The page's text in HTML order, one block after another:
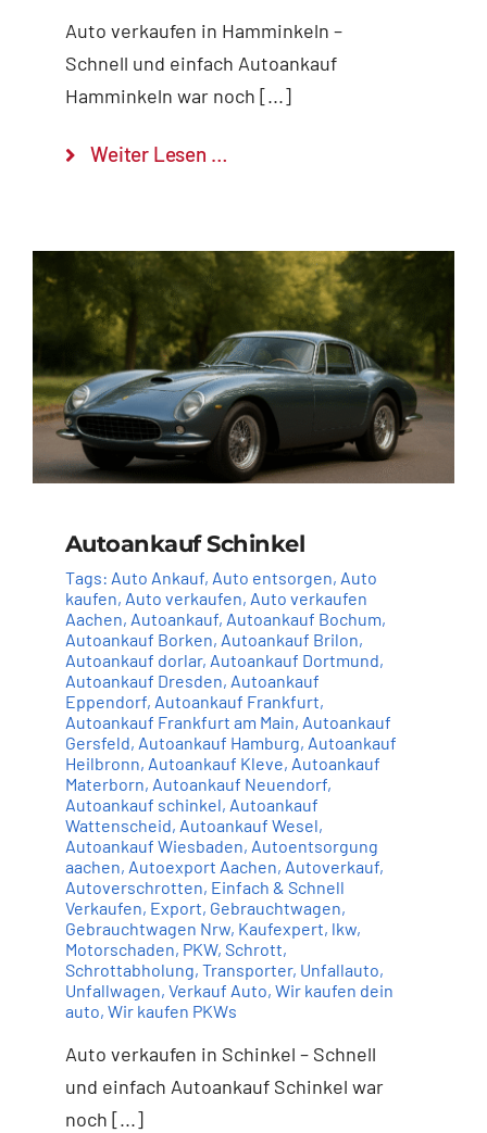
Auto verkaufen in Hamminkeln –
Schnell und einfach Autoankauf
Hamminkeln war noch [...]
Weiter Lesen …
Autoankauf Schinkel
Tags: Auto Ankauf, Auto entsorgen, Auto
kaufen, Auto verkaufen, Auto verkaufen
Aachen, Autoankauf, Autoankauf Bochum,
Autoankauf Borken, Autoankauf Brilon,
Autoankauf dorlar, Autoankauf Dortmund,
Autoankauf Dresden, Autoankauf
Eppendorf, Autoankauf Frankfurt,
Autoankauf Frankfurt am Main, Autoankauf
Gersfeld, Autoankauf Hamburg, Autoankauf
Heilbronn, Autoankauf Kleve, Autoankauf
Materborn, Autoankauf Neuendorf,
Autoankauf schinkel, Autoankauf
Wattenscheid, Autoankauf Wesel,
Autoankauf Wiesbaden, Autoentsorgung
aachen, Autoexport Aachen, Autoverkauf,
Autoverschrotten, Einfach & Schnell
Verkaufen, Export, Gebrauchtwagen,
Gebrauchtwagen Nrw, Kaufexpert, lkw,
Motorschaden, PKW, Schrott,
Schrottabholung, Transporter, Unfallauto,
Unfallwagen, Verkauf Auto, Wir kaufen dein
auto, Wir kaufen PKWs
Auto verkaufen in Schinkel – Schnell
und einfach Autoankauf Schinkel war
noch [...]